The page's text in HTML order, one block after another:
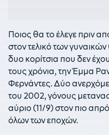
Ποιος θα το έλεγε πριν
στον τελικό των
δυο κορίτσια που δεν
τους χρόνια, την Έμμα
Φερνάντες. Δύο
του 2002, γόνους
αύριο (11/9) στον πιο
όλων των εποχών.